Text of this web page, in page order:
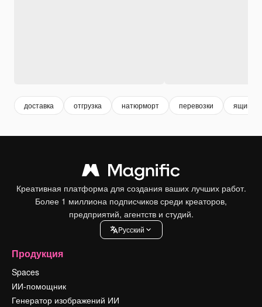
доставка отгрузка натюрморт перевозки ящик
Креативная платформа для создания ваших лучших работ.
Более 1 миллиона подписчиков среди креаторов,
предприятий, агентств и студий.
Pусский
Продукция
Spaces
ИИ-помощник
Генератор изображений ИИ